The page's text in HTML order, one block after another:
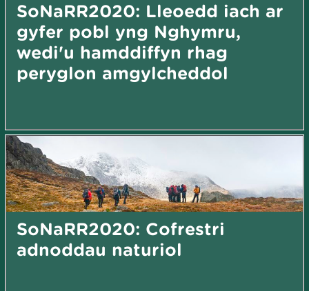
SoNaRR2020: Lleoedd iach ar
gyfer pobl yng Nghymru,
wedi'u hamddiffyn rhag
peryglon amgylcheddol
SoNaRR2020: Cofrestri
adnoddau naturiol